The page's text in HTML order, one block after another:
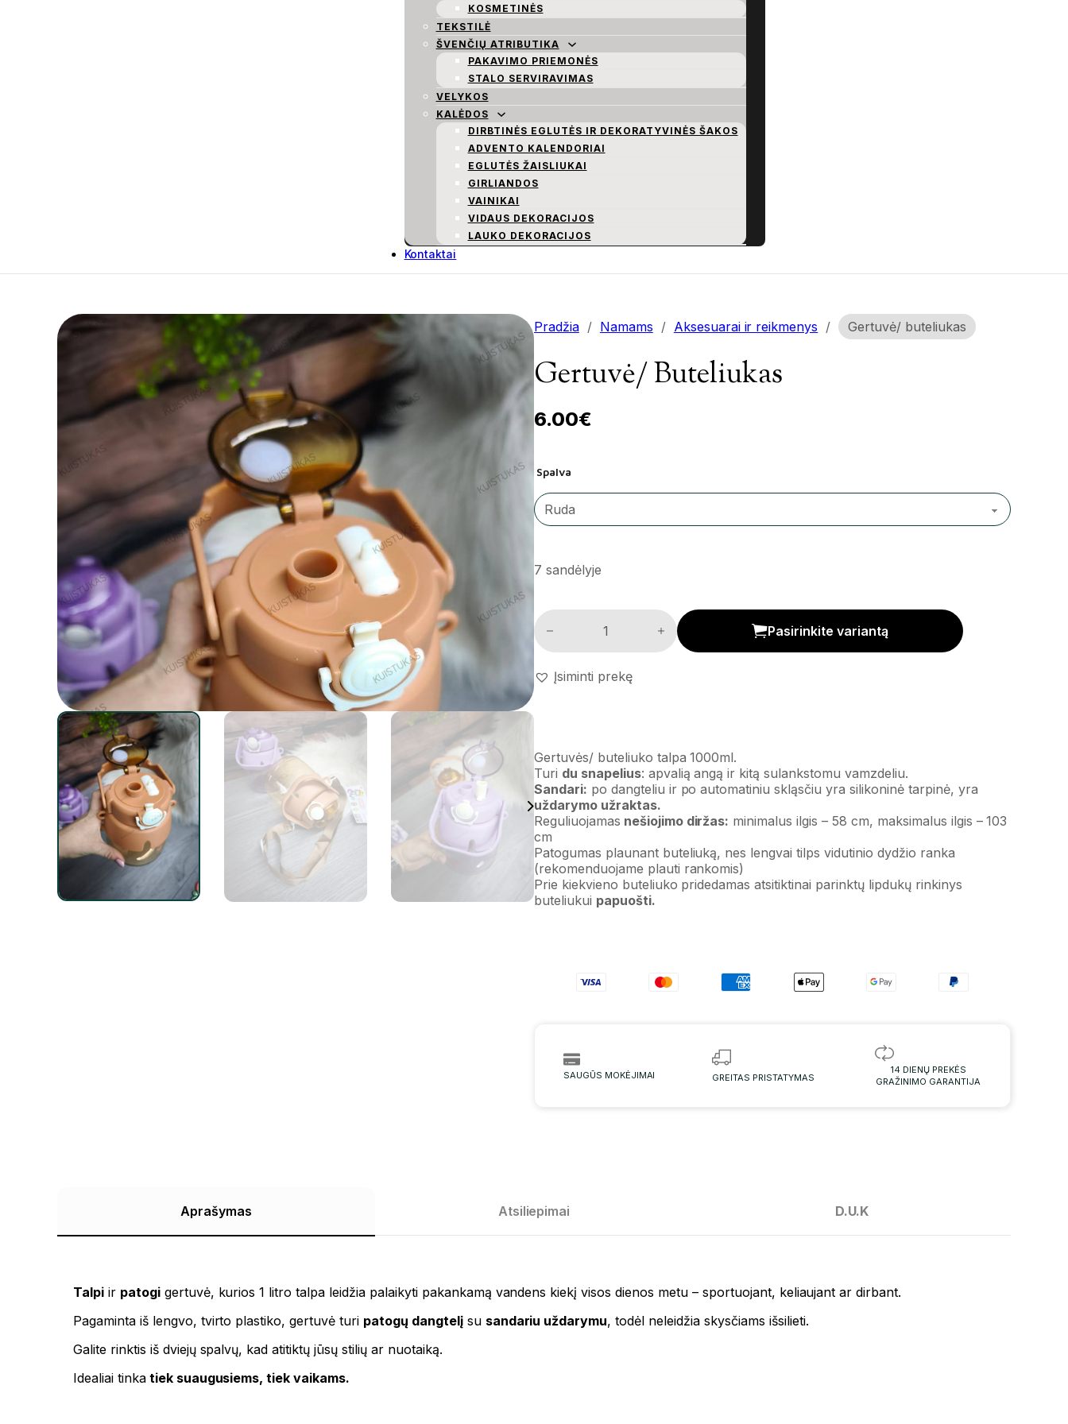
KOSMETINĖS
TEKSTILĖ
ŠVENČIŲ ATRIBUTIKA
PAKAVIMO PRIEMONĖS
STALO SERVIRAVIMAS
VELYKOS
KALĖDOS
DIRBTINĖS EGLUTĖS IR DEKORATYVINĖS ŠAKOS
ADVENTO KALENDORIAI
EGLUTĖS ŽAISLIUKAI
GIRLIANDOS
VAINIKAI
VIDAUS DEKORACIJOS
LAUKO DEKORACIJOS
Kontaktai
Pradžia / Namams / Aksesuarai ir reikmenys / Gertuvė/ buteliukas
Gertuvė/ Buteliukas
6.00€
Spalva
7 sandėlyje
Gertuvė/ buteliukas kiekis
Pasirinkite variantą
Įsiminti prekę
Gertuvės/ buteliuko talpa 1000ml.
Turi du snapelius: apvalią angą ir kitą sulankstomu vamzdeliu.
Sandari: po dangteliu ir po automatiniu skląsčiu yra silikoninė tarpinė, yra
uždarymo užraktas.
Reguliuojamas nešiojimo diržas: minimalus ilgis – 58 cm, maksimalus ilgis – 103
cm
Patogumas plaunant buteliuką, nes lengvai tilps vidutinio dydžio ranka
(rekomenduojame plauti rankomis)
Prie kiekvieno buteliuko pridedamas atsitiktinai parinktų lipdukų rinkinys
buteliukui papuošti.
SAUGŪS MOKĖJIMAI GREITAS PRISTATYMAS
14 DIENŲ PREKĖS
GRAŽINIMO GARANTIJA
Aprašymas Atsiliepimai D.U.K
Talpiir patogigertuvė, kurios 1 litro talpa leidžia palaikyti pakankamą vandens kiekį visos dienos metu – sportuojant, keliaujant ar dirbant.
Pagaminta iš lengvo, tvirto plastiko, gertuvė turi patogų dangtelįsu sandariu uždarymu, todėl neleidžia skysčiams išsilieti.
Galite rinktis iš dviejų spalvų, kad atitiktų jūsų stilių ar nuotaiką.
Idealiai tinkatiek suaugusiems, tiek vaikams.